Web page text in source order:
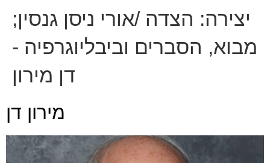
יצירה: הצדה /אורי ניסן גנסין;
מבוא, הסברים וביבליוגרפיה -
דן מירון
מירון דן